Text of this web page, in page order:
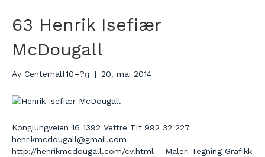
63 Henrik Isefiær
McDougall
Av Centerhalf10–?ŋ | 20. mai 2014
Konglungveien 16 1392 Vettre Tlf 992 32 227
henrikmcdougall@gmail.com
http://henrikmcdougall.com/cv.html – Maleri Tegning Grafikk